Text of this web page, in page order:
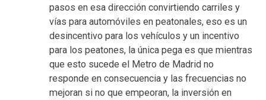
pasos en esa dirección convirtiendo carriles y
vías para automóviles en peatonales, eso es un
desincentivo para los vehículos y un incentivo
para los peatones, la única pega es que mientras
que esto sucede el Metro de Madrid no
responde en consecuencia y las frecuencias no
mejoran si no que empeoran, la inversión en